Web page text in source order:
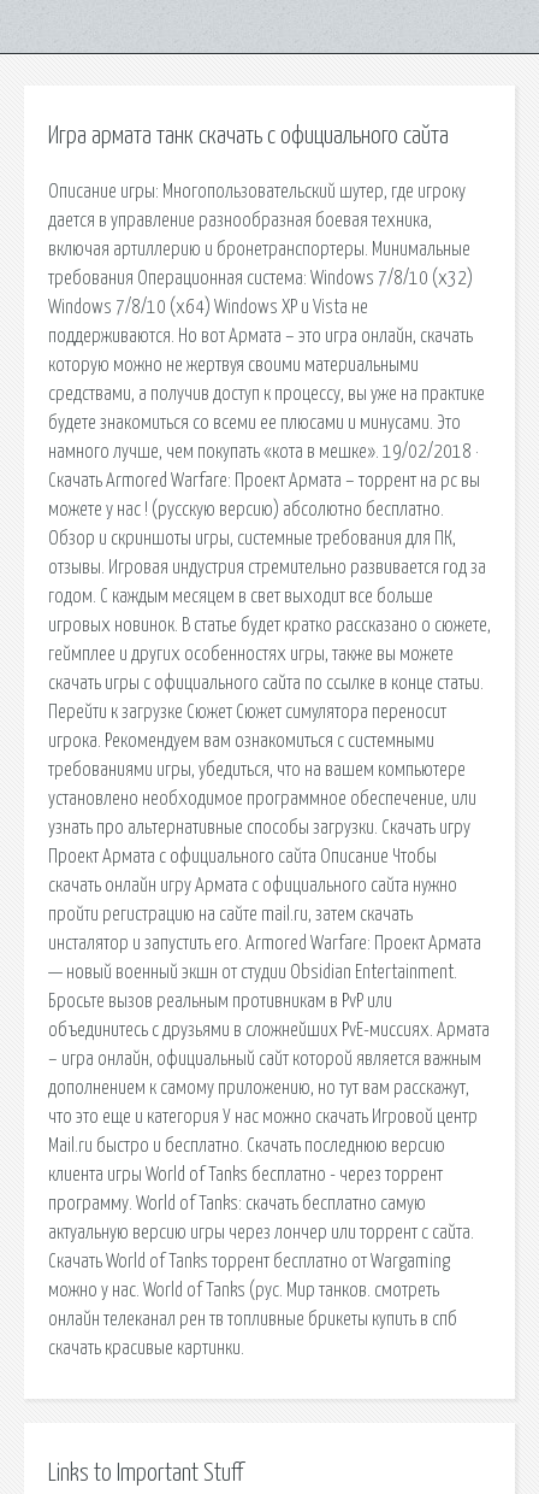
Игра армата танк скачать с официального сайта
Описание игры: Многопользовательский шутер, где игроку
дается в управление разнообразная боевая техника,
включая артиллерию и бронетранспортеры. Минимальные
требования Операционная система: Windows 7/8/10 (x32)
Windows 7/8/10 (x64) Windows XP и Vista не
поддерживаются. Но вот Армата – это игра онлайн, скачать
которую можно не жертвуя своими материальными
средствами, а получив доступ к процессу, вы уже на практике
будете знакомиться со всеми ее плюсами и минусами. Это
намного лучше, чем покупать «кота в мешке». 19/02/2018 ·
Скачать Armored Warfare: Проект Армата – торрент на pc вы
можете у нас ! (русскую версию) абсолютно бесплатно.
Обзор и скриншоты игры, системные требования для ПК,
отзывы. Игровая индустрия стремительно развивается год за
годом. С каждым месяцем в свет выходит все больше
игровых новинок. В статье будет кратко рассказано о сюжете,
геймплее и других особенностях игры, также вы можете
скачать игры с официального сайта по ссылке в конце статьи.
Перейти к загрузке Сюжет Сюжет симулятора переносит
игрока. Рекомендуем вам ознакомиться с системными
требованиями игры, убедиться, что на вашем компьютере
установлено необходимое программное обеспечение, или
узнать про альтернативные способы загрузки. Скачать игру
Проект Армата с официального сайта Описание Чтобы
скачать онлайн игру Армата с официального сайта нужно
пройти регистрацию на сайте mail.ru, затем скачать
инсталятор и запустить его. Armored Warfare: Проект Армата
— новый военный экшн от студии Obsidian Entertainment.
Бросьте вызов реальным противникам в PvP или
объединитесь с друзьями в сложнейших PvE-миссиях. Армата
– игра онлайн, официальный сайт которой является важным
дополнением к самому приложению, но тут вам расскажут,
что это еще и категория У нас можно скачать Игровой центр
Mail.ru быстро и бесплатно. Скачать последнюю версию
клиента игры World of Tanks бесплатно - через торрент
программу. World of Tanks: скачать бесплатно самую
актуальную версию игры через лончер или торрент с сайта.
Скачать World of Tanks торрент бесплатно от Wargaming
можно у нас. World of Tanks (рус. Мир танков. смотреть
онлайн телеканал рен тв топливные брикеты купить в спб
скачать красивые картинки.
Links to Important Stuff